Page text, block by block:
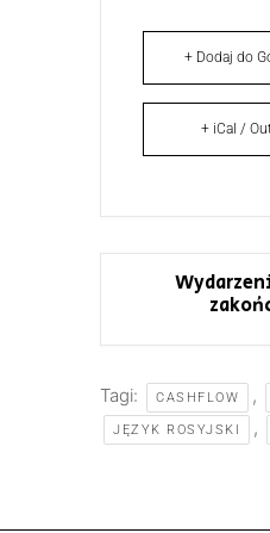
+ Dodaj do
+ iCal /
Tagi: CASHFLOW ,
JĘZYK ROSYJSKI ,